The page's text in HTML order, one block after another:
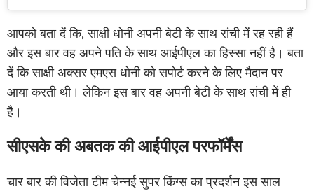
आपको बता दें कि, साक्षी धोनी अपनी बेटी के साथ रांची में रह रही हैं
और इस बार वह अपने पति के साथ आईपीएल का हिस्सा नहीं है। बता
दें कि साक्षी अक्सर एमएस धोनी को सपोर्ट करने के लिए मैदान पर
आया करती थी। लेकिन इस बार वह अपनी बेटी के साथ रांची में ही
है।
सीएसके की अबतक की आईपीएल परफॉर्मेंस
चार बार की विजेता टीम चेन्नई सुपर किंग्स का प्रदर्शन इस साल